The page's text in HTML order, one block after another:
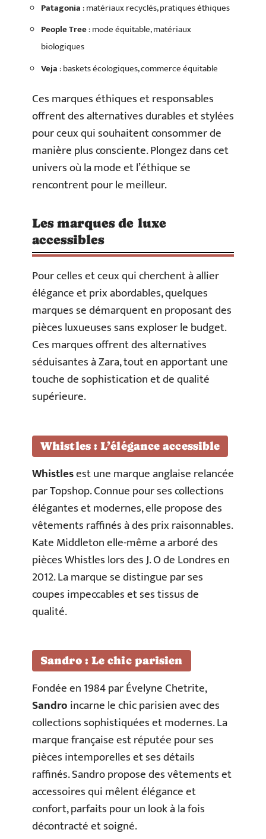
Patagonia: matériaux recyclés, pratiques éthiques
People Tree: mode équitable, matériaux
biologiques
Veja: baskets écologiques, commerce équitable
Ces marques éthiques et responsables
offrent des alternatives durables et stylées
pour ceux qui souhaitent consommer de
manière plus consciente. Plongez dans cet
univers où la mode et l’éthique se
rencontrent pour le meilleur.
Les marques de luxe
accessibles
Pour celles et ceux qui cherchent à allier
élégance et prix abordables, quelques
marques se démarquent en proposant des
pièces luxueuses sans exploser le budget.
Ces marques offrent des alternatives
séduisantes à Zara, tout en apportant une
touche de sophistication et de qualité
supérieure.
Whistles : L’élégance accessible
Whistlesest une marque anglaise relancée
par Topshop. Connue pour ses collections
élégantes et modernes, elle propose des
vêtements raffinés à des prix raisonnables.
Kate Middleton elle-même a arboré des
pièces Whistles lors des J. O de Londres en
2012. La marque se distingue par ses
coupes impeccables et ses tissus de
qualité.
Sandro : Le chic parisien
Fondée en 1984 par Évelyne Chetrite,
Sandroincarne le chic parisien avec des
collections sophistiquées et modernes. La
marque française est réputée pour ses
pièces intemporelles et ses détails
raffinés. Sandro propose des vêtements et
accessoires qui mêlent élégance et
confort, parfaits pour un look à la fois
décontracté et soigné.